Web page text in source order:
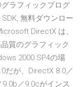
ラフィックプログ
無料ダウンロー
DirectX は、
質のグラフィック
2000 SP4の場
だが、DirectX 8.0／
9.0b／9.0cがインス